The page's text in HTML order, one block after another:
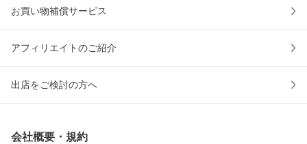
お買い物補償サービス
アフィリエイトのご紹介
出店をご検討の方へ
会社概要・規約